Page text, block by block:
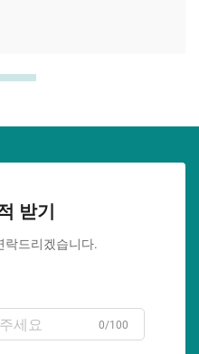
받기
락드리겠습니다.
0/100